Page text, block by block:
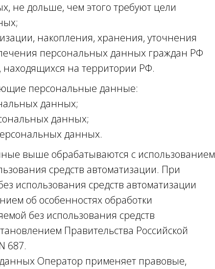
не дольше, чем этого требуют цели
накопления, хранения, уточнения
персональных данных граждан РФ
на территории РФ.
персональные данные:
данных;
данных;
данных.
выше обрабатываются с использованием
средств автоматизации. При
использования средств автоматизации
об особенностях обработки
без использования средств
Правительства Российской
687.
Оператор применяет правовые,